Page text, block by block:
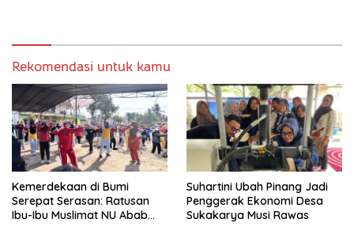
Rekomendasi untuk kamu
Kemerdekaan di Bumi
Serepat Serasan: Ratusan
Ibu-Ibu Muslimat NU Abab
Suhartini Ubah Pinang Jadi
Penggerak Ekonomi Desa
Sukakarya Musi Rawas